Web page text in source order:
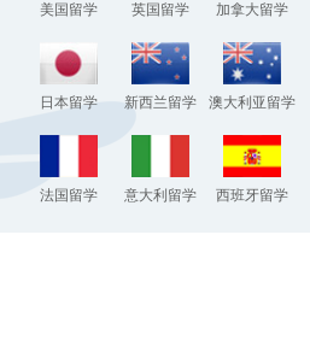
美国留学 英国留学 加拿大留学
日本留学 新西兰留学 澳大利亚留学
法国留学 意大利留学 西班牙留学